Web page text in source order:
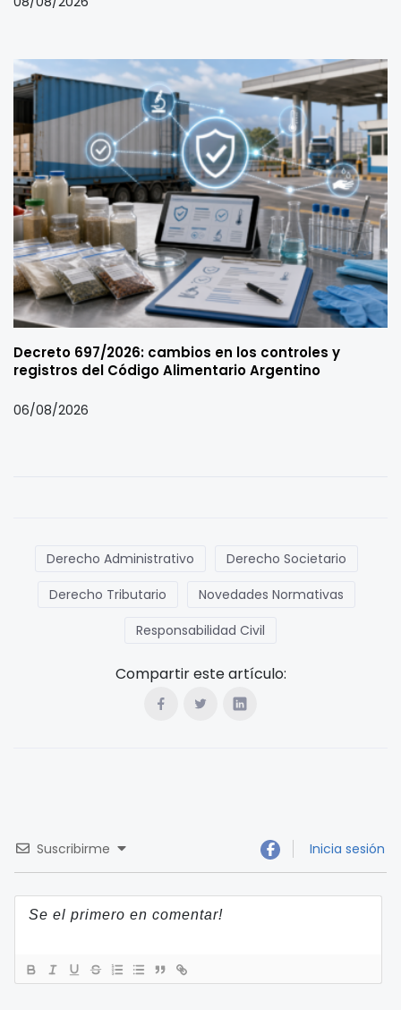
Decreto 697/2026: cambios en los controles y
registros del Código Alimentario Argentino
06/08/2026
Derecho Administrativo
Derecho Societario
Derecho Tributario
Novedades Normativas
Responsabilidad Civil
Compartir este artículo:
Suscribirme Inicia sesión